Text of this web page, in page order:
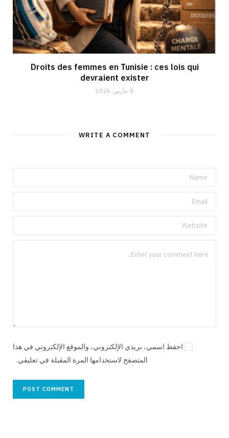
Droits des femmes en Tunisie : ces lois qui
devraient exister
8 مارس 2026
WRITE A COMMENT
احفظ اسمي، بريدي الإلكتروني، والموقع الإلكتروني في هذا
المتصفح لاستخدامها المرة المقبلة في تعليقي.